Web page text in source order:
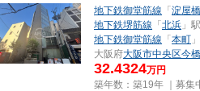
地下鉄御堂筋線 「淀屋橋
地下鉄堺筋線 「北浜 」
地下鉄御堂筋線 「本町
大阪府大阪市中央区今橋
32.4324万円
築年数：築19年 ｜募集